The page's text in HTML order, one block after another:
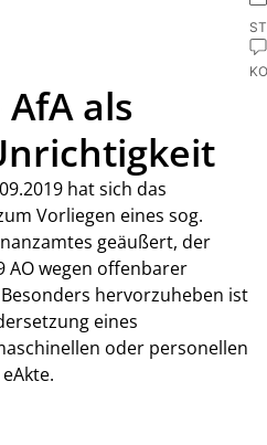
als
hat sich das
Vorliegen eines sog.
geäußert, der
AO wegen offenbarer
hervorzuheben ist
eines
oder personellen